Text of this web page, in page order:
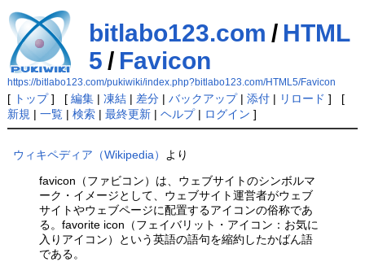
bitlabo123.com / HTML
5 / Favicon
https://bitlabo123.com/pukiwiki/index.php?bitlabo123.com/HTML5/Favicon
[ トップ] [ 編集| 凍結| 差分| バックアップ| 添付| リロード ] [
新規 | 一覧| 検索| 最終更新| ヘルプ| ログイン ]
ウィキペディア（Wikipedia） より
favicon（ファビコン）は、ウェブサイトのシンボルマ
ーク・イメージとして、ウェブサイト運営者がウェブ
サイトやウェブページに配置するアイコンの俗称であ
る。favorite icon（フェイバリット・アイコン：お気に
入りアイコン）という英語の語句を縮約したかばん語
である。